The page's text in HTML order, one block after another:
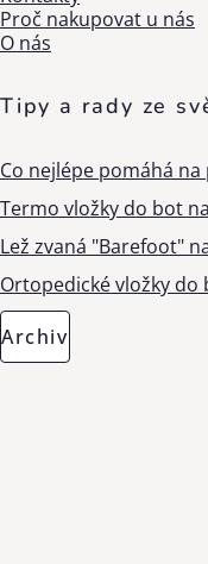
Proč nakupovat u nás
O nás
Tipy a rady ze
Co nejlépe pomáhá
Termo vložky do bot
Lež zvaná "Barefoot"
Ortopedické vložky
Archiv